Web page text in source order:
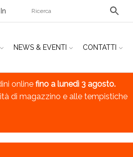
NEWS & EVENTI CONTATTI
online fino a lunedì 3 agosto.
di magazzino e alle tempistiche